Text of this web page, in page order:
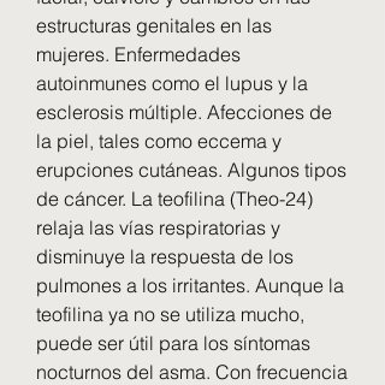
estructuras genitales en las
mujeres. Enfermedades
autoinmunes como el lupus y la
esclerosis múltiple. Afecciones de
la piel, tales como eccema y
erupciones cutáneas. Algunos tipos
de cáncer. La teofilina (Theo-24)
relaja las vías respiratorias y
disminuye la respuesta de los
pulmones a los irritantes. Aunque la
teofilina ya no se utiliza mucho,
puede ser útil para los síntomas
nocturnos del asma. Con frecuencia